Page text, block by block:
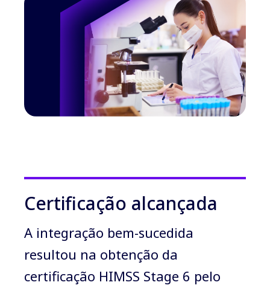
Certificação alcançada
A integração bem-sucedida
resultou na obtenção da
certificação HIMSS Stage 6 pelo